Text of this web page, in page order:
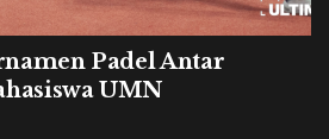
Padel Antar
UMN